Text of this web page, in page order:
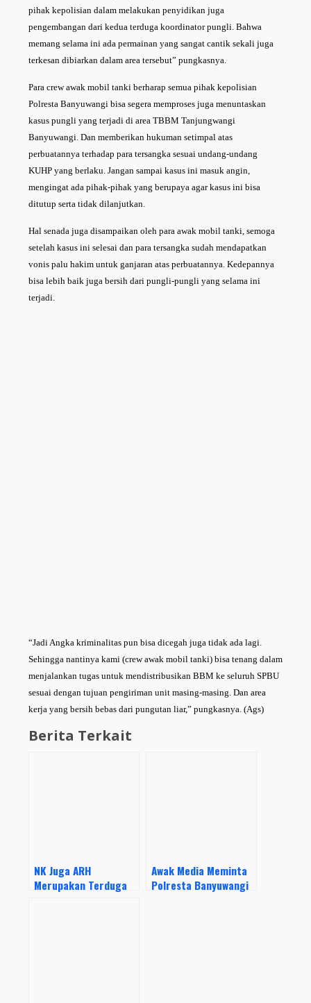
pihak kepolisian dalam melakukan penyidikan juga
pengembangan dari kedua terduga koordinator pungli. Bahwa
memang selama ini ada permainan yang sangat cantik sekali juga
terkesan dibiarkan dalam area tersebut” pungkasnya.
Para crew awak mobil tanki berharap semua pihak kepolisian
Polresta Banyuwangi bisa segera memproses juga menuntaskan
kasus pungli yang terjadi di area TBBM Tanjungwangi
Banyuwangi. Dan memberikan hukuman setimpal atas
perbuatannya terhadap para tersangka sesuai undang-undang
KUHP yang berlaku. Jangan sampai kasus ini masuk angin,
mengingat ada pihak-pihak yang berupaya agar kasus ini bisa
ditutup serta tidak dilanjutkan.
Hal senada juga disampaikan oleh para awak mobil tanki, semoga
setelah kasus ini selesai dan para tersangka sudah mendapatkan
vonis palu hakim untuk ganjaran atas perbuatannya. Kedepannya
bisa lebih baik juga bersih dari pungli-pungli yang selama ini
terjadi.
“Jadi Angka kriminalitas pun bisa dicegah juga tidak ada lagi.
Sehingga nantinya kami (crew awak mobil tanki) bisa tenang dalam
menjalankan tugas untuk mendistribusikan BBM ke seluruh SPBU
sesuai dengan tujuan pengiriman unit masing-masing. Dan area
kerja yang bersih bebas dari pungutan liar,” pungkasnya. (Ags)
Berita Terkait
NK Juga ARH
Merupakan Terduga
Awak Media Meminta
Polresta Banyuwangi